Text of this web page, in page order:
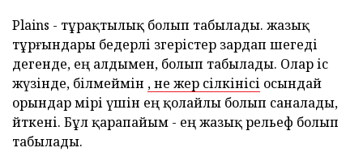
Plains - тұрақтылық болып табылады. жазық
тұрғындары бедерлі өзгерістер зардап шегеді
дегенде, ең алдымен, болып табылады. Олар іс
жүзінде, білмеймін , не жер сілкінісі осындай
орындар өмірі үшін ең қолайлы болып саналады,
өйткені. Бұл қарапайым - ең жазық рельеф болып
табылады.